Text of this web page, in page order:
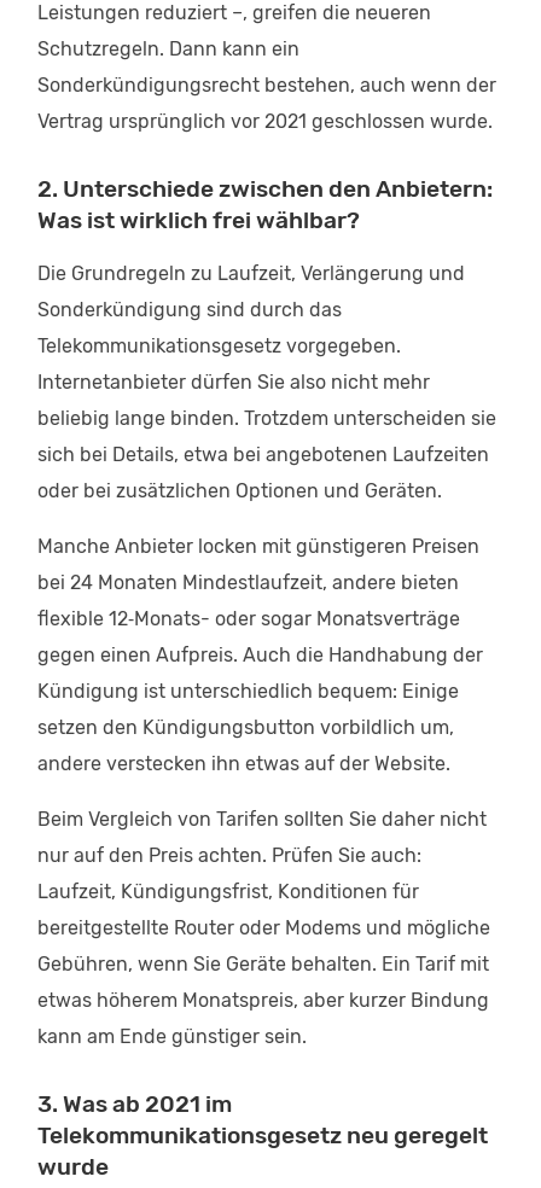
Leistungen reduziert –, greifen die neueren
Schutzregeln. Dann kann ein
Sonderkündigungsrecht bestehen, auch wenn der
Vertrag ursprünglich vor 2021 geschlossen wurde.
2. Unterschiede zwischen den Anbietern:
Was ist wirklich frei wählbar?
Die Grundregeln zu Laufzeit, Verlängerung und
Sonderkündigung sind durch das
Telekommunikationsgesetz vorgegeben.
Internetanbieter dürfen Sie also nicht mehr
beliebig lange binden. Trotzdem unterscheiden sie
sich bei Details, etwa bei angebotenen Laufzeiten
oder bei zusätzlichen Optionen und Geräten.
Manche Anbieter locken mit günstigeren Preisen
bei 24 Monaten Mindestlaufzeit, andere bieten
flexible 12‑Monats- oder sogar Monatsverträge
gegen einen Aufpreis. Auch die Handhabung der
Kündigung ist unterschiedlich bequem: Einige
setzen den Kündigungsbutton vorbildlich um,
andere verstecken ihn etwas auf der Website.
Beim Vergleich von Tarifen sollten Sie daher nicht
nur auf den Preis achten. Prüfen Sie auch:
Laufzeit, Kündigungsfrist, Konditionen für
bereitgestellte Router oder Modems und mögliche
Gebühren, wenn Sie Geräte behalten. Ein Tarif mit
etwas höherem Monatspreis, aber kurzer Bindung
kann am Ende günstiger sein.
3. Was ab 2021 im
Telekommunikationsgesetz neu geregelt
wurde